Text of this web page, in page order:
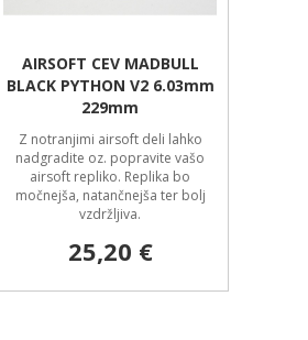
AIRSOFT CEV MADBULL
BLACK PYTHON V2 6.03mm
229mm
Z notranjimi airsoft deli lahko
nadgradite oz. popravite vašo
airsoft repliko. Replika bo
močnejša, natančnejša ter bolj
vzdržljiva.
25,20 €